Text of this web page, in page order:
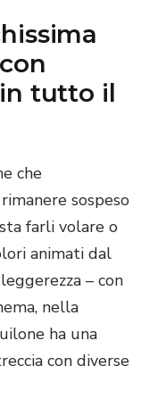
tutto il
che
sospeso
farli volare o
animati dal
– con
nella
ha una
con diverse